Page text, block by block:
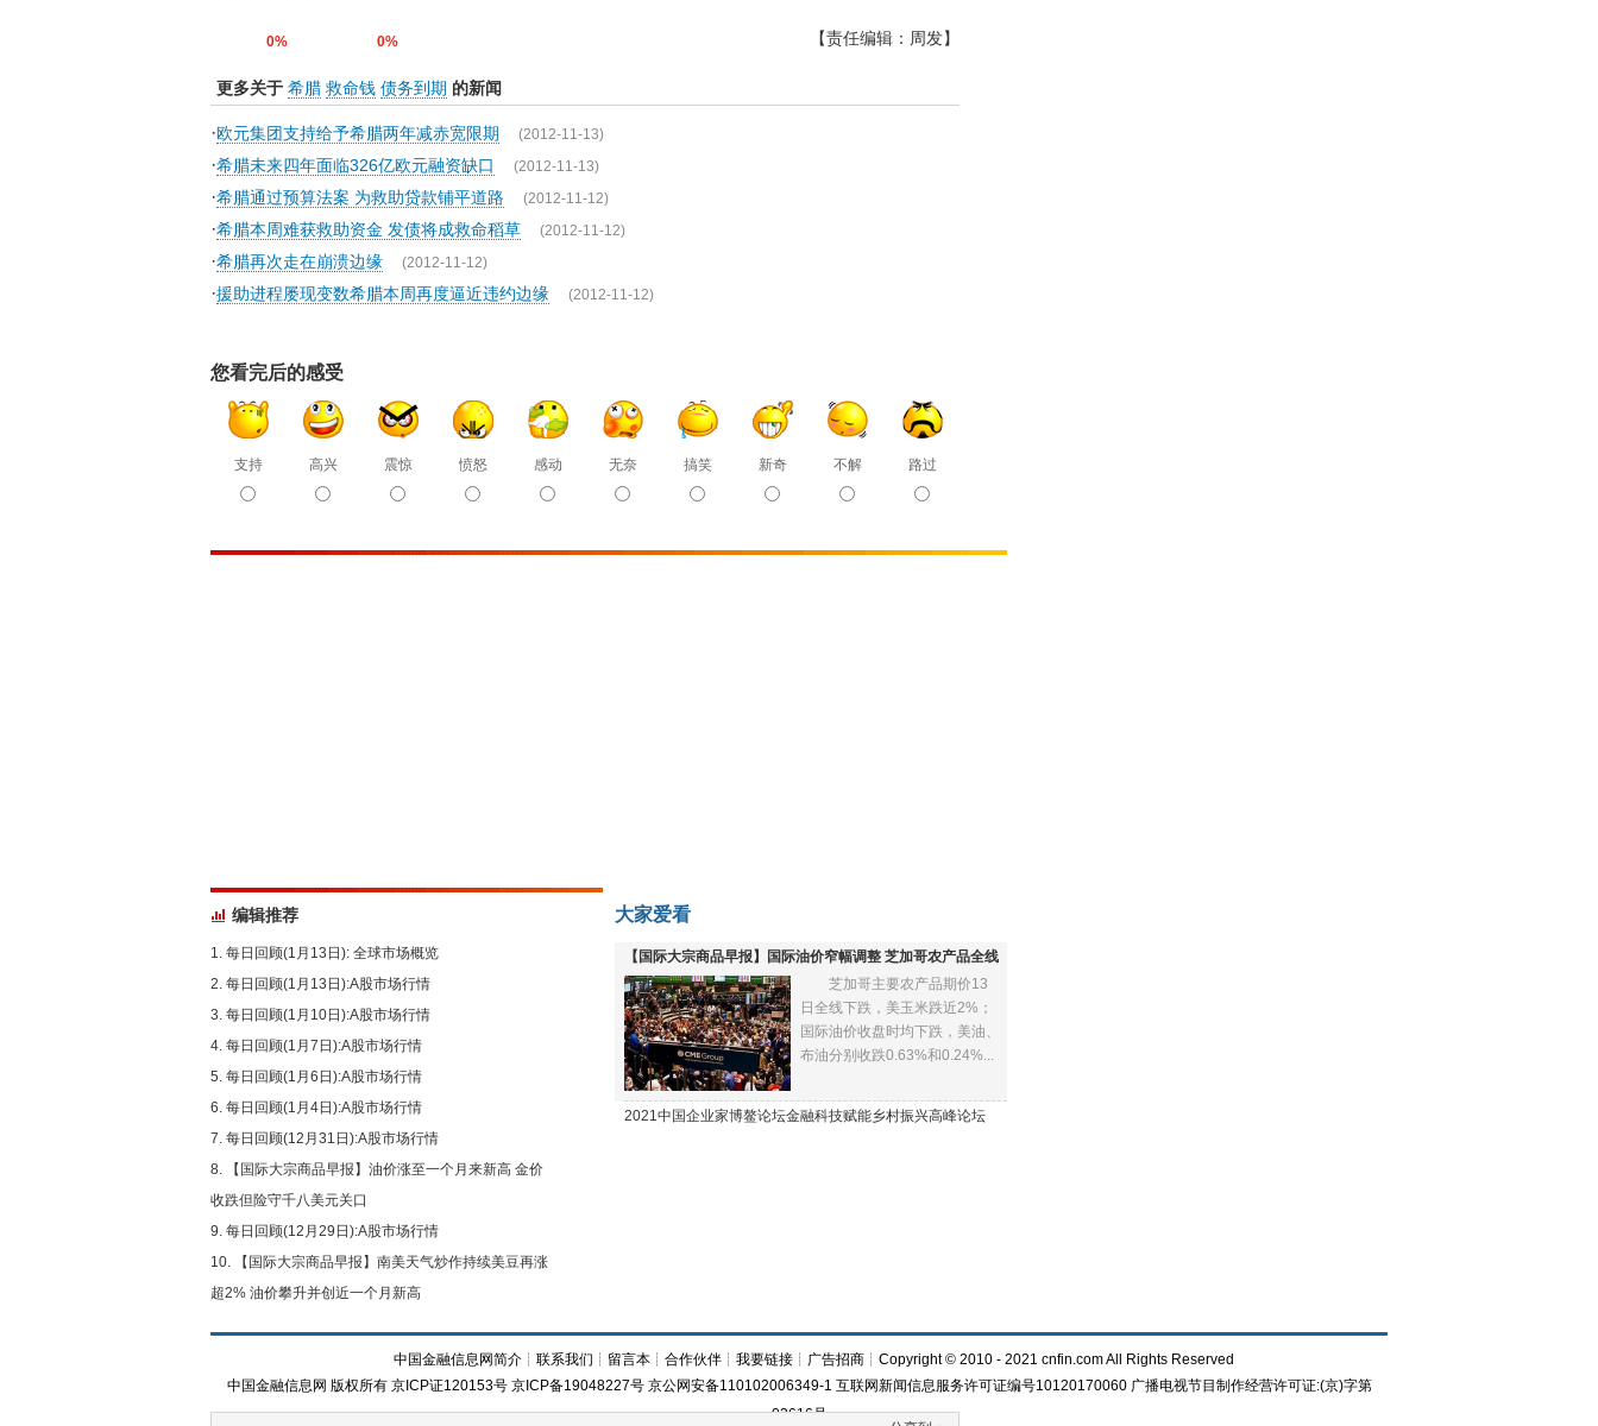
0% 0% 【责任编辑：周发】
更多关于 希腊 救命钱 债务到期 的新闻
·欧元集团支持给予希腊两年减赤宽限期 (2012-11-13)
·希腊未来四年面临326亿欧元融资缺口 (2012-11-13)
·希腊通过预算法案 为救助贷款铺平道路 (2012-11-12)
·希腊本周难获救助资金 发债将成救命稻草 (2012-11-12)
·希腊再次走在崩溃边缘 (2012-11-12)
·援助进程屡现变数希腊本周再度逼近违约边缘 (2012-11-12)
您看完后的感受
支持 高兴 震惊 愤怒 感动 无奈 搞笑 新奇 不解 路过
编辑推荐
每日回顾(1月13日): 全球市场概览
每日回顾(1月13日):A股市场行情
每日回顾(1月10日):A股市场行情
每日回顾(1月7日):A股市场行情
每日回顾(1月6日):A股市场行情
每日回顾(1月4日):A股市场行情
每日回顾(12月31日):A股市场行情
【国际大宗商品早报】油价涨至一个月来新高 金价
收跌但险守千八美元关口
每日回顾(12月29日):A股市场行情
【国际大宗商品早报】南美天气炒作持续美豆再涨
超2% 油价攀升并创近一个月新高
大家爱看
【国际大宗商品早报】国际油价窄幅调整 芝加哥农产品全线
下跌
芝加哥主要农产品期价13
日全线下跌，美玉米跌近2%；
国际油价收盘时均下跌，美油、
布油分别收跌0.63%和0.24%...
2021中国企业家博鳌论坛金融科技赋能乡村振兴高峰论坛
中国金融信息网简介┊ 联系我们 ┊ 留言本┊ 合作伙伴┊ 我要链接┊ 广告招商┊Copyright © 2010 - 2021 cnfin.com All Rights Reserved
中国金融信息网 版权所有 京ICP证120153号京ICP备19048227号 京公网安备110102006349-1 互联网新闻信息服务许可证编号10120170060 广播电视节目制作经营许可证:(京)字第
03616号